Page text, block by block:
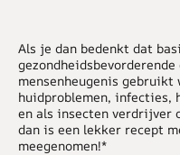
Als je dan bedenkt dat
mensenheugenis
huidproblemen, infecties,
en als insecten verdrijver
dan is een lekker recept
meegenomen!*